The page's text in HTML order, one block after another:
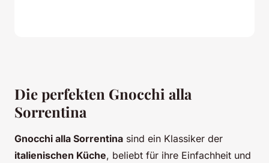
Die perfekten Gnocchi alla
Sorrentina
Gnocchi alla Sorrentina sind ein Klassiker der
italienischen Küche, beliebt für ihre Einfachheit und